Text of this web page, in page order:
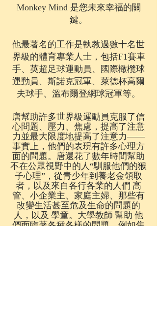
Monkey Mind 是您未來幸福的關
鍵。
他最著名的工作是執教過數十名世
界級的體育專業人士，包括F1賽車
手、英超足球運動員、國際橄欖球
運動員、斯諾克冠軍、萊德杯高爾
夫球手、溫布爾登網球冠軍等。
唐幫助許多世界級運動員克服了信
心問題、壓力、焦慮，提高了注意
力並最大限度地提高了注意力——
事實上，他們的表現有許多心理方
面的問題。唐還花了數年時間幫助
不在公眾視野中的人“馴服他們的猴
子心理”，從青少年到養老金領取
者，以及來自各行各業的人們 高
管、小企業主、家庭主婦、那些有
改變生活甚至危及生命的問題的
人，以及 學童。大學教師 幫助 他
們面臨著各種各樣的問題，例如焦